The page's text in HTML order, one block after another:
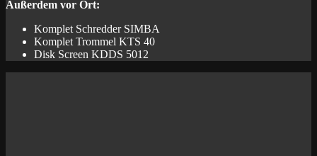
Außerdem vor Ort:
Komplet Schredder SIMBA
Komplet Trommel KTS 40
Disk Screen KDDS 5012